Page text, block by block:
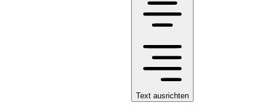
Text ausrichten